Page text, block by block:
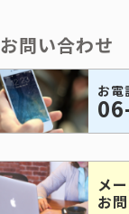
お問い合わせ
お電
メ
お